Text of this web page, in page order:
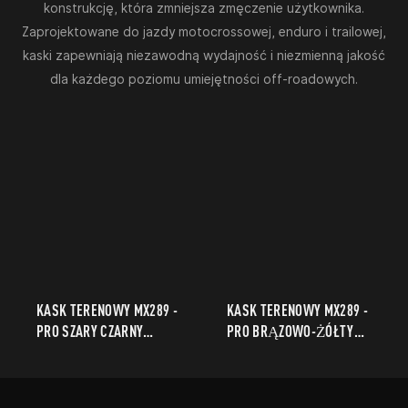
konstrukcję, która zmniejsza zmęczenie użytkownika.
Zaprojektowane do jazdy motocrossowej, enduro i trailowej,
kaski zapewniają niezawodną wydajność i niezmienną jakość
dla każdego poziomu umiejętności off-roadowych.
KASK TERENOWY MX289 -
PRO SZARY CZARNY
KASK TERENOWY MX289 -
PRO BRĄZOWO-ŻÓŁTY